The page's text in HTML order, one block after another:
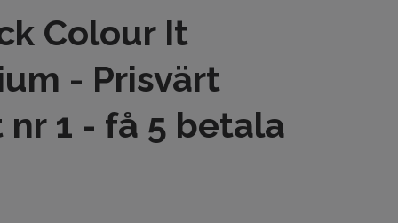
Colour It
- Prisvärt
nr 1 - få 5 betala